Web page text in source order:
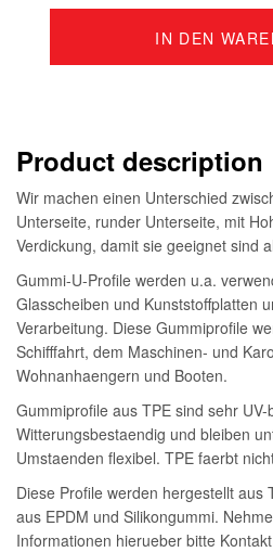
IN DEN
Product description
Wir machen einen Unterschied
Unterseite, runder Unterseite, mit
Verdickung, damit sie geeignet sind
Gummi-U-Profile werden u.a.
Glasscheiben und Kunststoffplatten
Verarbeitung. Diese Gummiprofile
Schifffahrt, dem Maschinen- und
Wohnanhaengern und Booten.
Gummiprofile aus TPE sind sehr UV-
Witterungsbestaendig und bleiben
Umstaenden flexibel. TPE faerbt
Diese Profile werden hergestellt aus
aus EPDM und Silikongummi.
Informationen hierueber bitte